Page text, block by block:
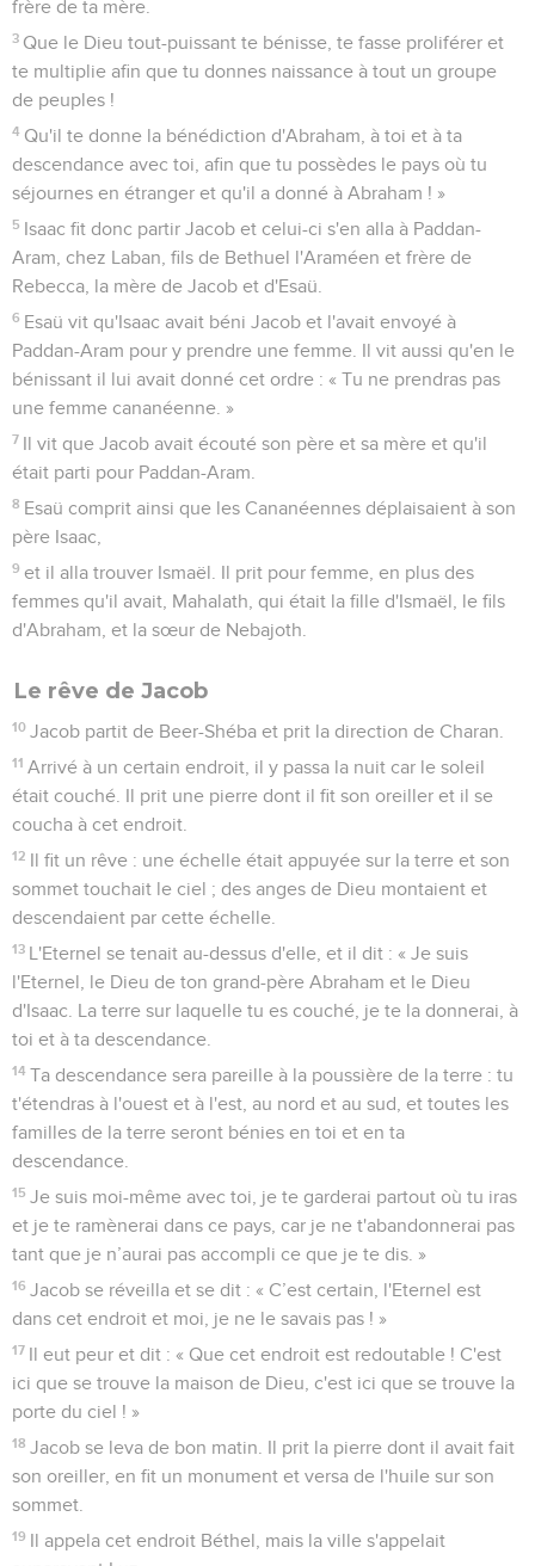
frère de ta mère.
3 Que le Dieu tout-puissant te bénisse, te fasse proliférer et
te multiplie afin que tu donnes naissance à tout un groupe
de peuples !
4 Qu'il te donne la bénédiction d'Abraham, à toi et à ta
descendance avec toi, afin que tu possèdes le pays où tu
séjournes en étranger et qu'il a donné à Abraham ! »
5 Isaac fit donc partir Jacob et celui-ci s'en alla à Paddan-
Aram, chez Laban, fils de Bethuel l'Araméen et frère de
Rebecca, la mère de Jacob et d'Esaü.
6 Esaü vit qu'Isaac avait béni Jacob et l'avait envoyé à
Paddan-Aram pour y prendre une femme. Il vit aussi qu'en le
bénissant il lui avait donné cet ordre : « Tu ne prendras pas
une femme cananéenne. »
7 Il vit que Jacob avait écouté son père et sa mère et qu'il
était parti pour Paddan-Aram.
8 Esaü comprit ainsi que les Cananéennes déplaisaient à son
père Isaac,
9 et il alla trouver Ismaël. Il prit pour femme, en plus des
femmes qu'il avait, Mahalath, qui était la fille d'Ismaël, le fils
d'Abraham, et la sœur de Nebajoth.
Le rêve de Jacob
10 Jacob partit de Beer-Shéba et prit la direction de Charan.
11 Arrivé à un certain endroit, il y passa la nuit car le soleil
était couché. Il prit une pierre dont il fit son oreiller et il se
coucha à cet endroit.
12 Il fit un rêve : une échelle était appuyée sur la terre et son
sommet touchait le ciel ; des anges de Dieu montaient et
descendaient par cette échelle.
13 L'Eternel se tenait au-dessus d'elle, et il dit : « Je suis
l'Eternel, le Dieu de ton grand-père Abraham et le Dieu
d'Isaac. La terre sur laquelle tu es couché, je te la donnerai, à
toi et à ta descendance.
14 Ta descendance sera pareille à la poussière de la terre : tu
t'étendras à l'ouest et à l'est, au nord et au sud, et toutes les
familles de la terre seront bénies en toi et en ta
descendance.
15 Je suis moi-même avec toi, je te garderai partout où tu iras
et je te ramènerai dans ce pays, car je ne t'abandonnerai pas
tant que je n’aurai pas accompli ce que je te dis. »
16 Jacob se réveilla et se dit : « C’est certain, l'Eternel est
dans cet endroit et moi, je ne le savais pas ! »
17 Il eut peur et dit : « Que cet endroit est redoutable ! C'est
ici que se trouve la maison de Dieu, c'est ici que se trouve la
porte du ciel ! »
18 Jacob se leva de bon matin. Il prit la pierre dont il avait fait
son oreiller, en fit un monument et versa de l'huile sur son
sommet.
19 Il appela cet endroit Béthel, mais la ville s'appelait